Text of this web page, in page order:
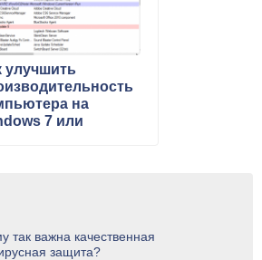
улучшить
на
7 или
так важна качественная
защита?